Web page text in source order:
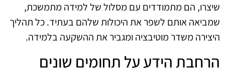
שיצרו, הם מתמודדים עם מסלול של למידה מתמשכת,
שמביאה אותם לשפר את היכולות שלהם בעתיד. כל תהליך
היצירה משדר מוטיבציה ומגביר את ההשקעה בלמידה.
הרחבת הידע על תחומים שונים